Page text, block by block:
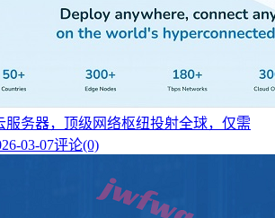
服务器，顶级网络枢纽投射全球，仅需
03-07评论(0)